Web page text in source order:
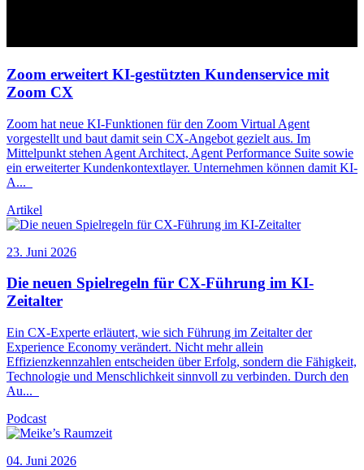
Zoom erweitert KI-gestützten Kundenservice mit
Zoom CX
Zoom hat neue KI-Funktionen für den Zoom Virtual Agent
vorgestellt und baut damit sein CX-Angebot gezielt aus. Im
Mittelpunkt stehen Agent Architect, Agent Performance Suite sowie
ein erweiterter Kundenkontextlayer. Unternehmen können damit KI-
A...
Artikel
23. Juni 2026
Die neuen Spielregeln für CX-Führung im KI-
Zeitalter
Ein CX-Experte erläutert, wie sich Führung im Zeitalter der
Experience Economy verändert. Nicht mehr allein
Effizienzkennzahlen entscheiden über Erfolg, sondern die Fähigkeit,
Technologie und Menschlichkeit sinnvoll zu verbinden. Durch den
Au...
Podcast
04. Juni 2026